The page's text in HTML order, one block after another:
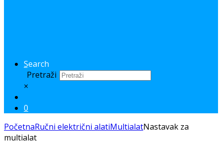
Search
Pretraži
×
0
PočetnaRučni električni alatiMultialatNastavak za
multialat